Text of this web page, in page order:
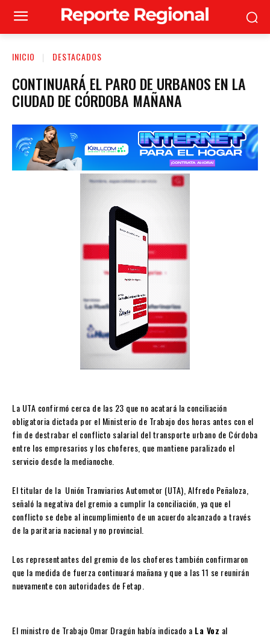
INICIO DESTACADOS
CONTINUARÁ EL PARO DE URBANOS EN LA
CIUDAD DE CÓRDOBA MAÑANA
La UTA confirmó cerca de las 23 que no acatará la conciliación
obligatoria dictada por el Ministerio de Trabajo dos horas antes con el
fin de destrabar el conflicto salarial del transporte urbano de Córdoba
entre los empresarios y los choferes, que mantiene paralizado el
servicio desde la medianoche.
El titular de la Unión Tranviarios Automotor (UTA), Alfredo Peñaloza,
señaló la negativa del gremio a cumplir la conciliación, ya que el
conflicto se debe al incumplimiento de un acuerdo alcanzado a través
de la paritaria nacional y no provincial.
Los representantes del gremio de los choferes también confirmaron
que la medida de fuerza continuará mañana y que a las 11 se reunirán
nuevamente con autoridades de Fetap.
El ministro de Trabajo Omar Dragún había indicado a La Voz al